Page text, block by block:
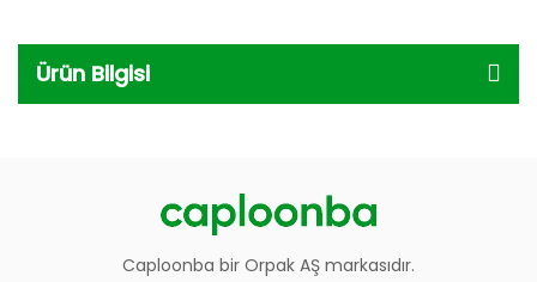
Ürün Bilgisi
Caploonba bir Orpak AŞ markasıdır.